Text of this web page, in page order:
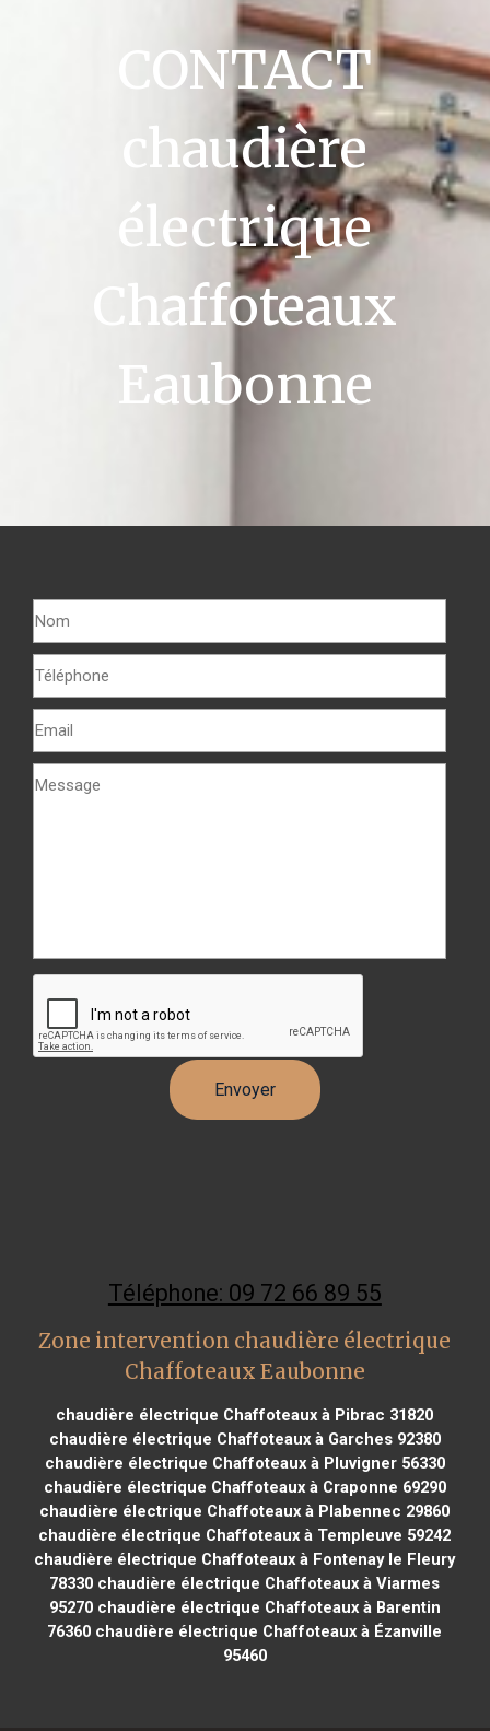
CONTACT
chaudière
électrique
Chaffoteaux
Eaubonne
Téléphone: 09 72 66 89 55
Zone intervention chaudière électrique
Chaffoteaux Eaubonne
chaudière électrique Chaffoteaux à Pibrac 31820
chaudière électrique Chaffoteaux à Garches 92380
chaudière électrique Chaffoteaux à Pluvigner 56330
chaudière électrique Chaffoteaux à Craponne 69290
chaudière électrique Chaffoteaux à Plabennec 29860
chaudière électrique Chaffoteaux à Templeuve 59242
chaudière électrique Chaffoteaux à Fontenay le Fleury
78330 chaudière électrique Chaffoteaux à Viarmes
95270chaudière électrique Chaffoteaux à Barentin
76360 chaudière électrique Chaffoteaux à Ézanville
95460